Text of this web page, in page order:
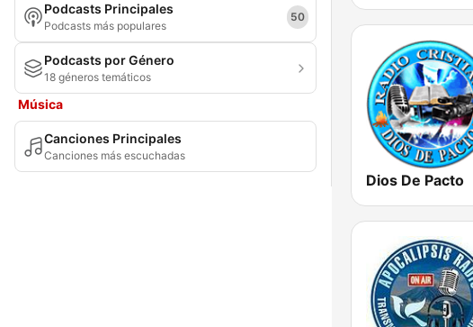
Podcasts Principales
Podcasts más populares
50
Podcasts por Género
18 géneros temáticos
Música
Canciones Principales
Canciones más escuchadas
Dios De Pacto